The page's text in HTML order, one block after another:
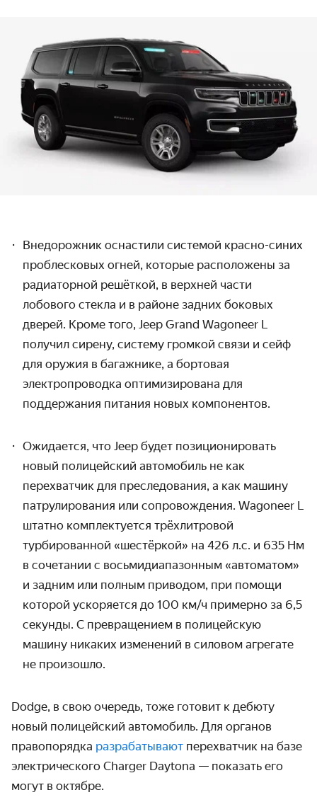
Внедорожник оснастили системой красно-синих
проблесковых огней, которые расположены за
радиаторной решёткой, в верхней части
лобового стекла и в районе задних боковых
дверей. Кроме того, Jeep Grand Wagoneer L
получил сирену, систему громкой связи и сейф
для оружия в багажнике, а бортовая
электропроводка оптимизирована для
поддержания питания новых компонентов.
Ожидается, что Jeep будет позиционировать
новый полицейский автомобиль не как
перехватчик для преследования, а как машину
патрулирования или сопровождения. Wagoneer L
штатно комплектуется трёхлитровой
турбированной «шестёркой» на 426 л.с. и 635 Нм
в сочетании с восьмидиапазонным «автоматом»
и задним или полным приводом, при помощи
которой ускоряется до 100 км/ч примерно за 6,5
секунды. С превращением в полицейскую
машину никаких изменений в силовом агрегате
не произошло.
Dodge, в свою очередь, тоже готовит к дебюту
новый полицейский автомобиль. Для органов
правопорядка разрабатывают перехватчик на базе
электрического Charger Daytona — показать его
могут в октябре.